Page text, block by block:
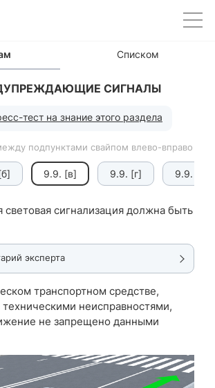
Списком
СИГНАЛЫ
тест на знание этого раздела
подпунктами свайпом влево-вправо
9.9. [в] 9.9. [г] 9.9. [ґ]
световая сигнализация должна быть
эксперта
транспортном средстве,
неисправностями,
не запрещено данными